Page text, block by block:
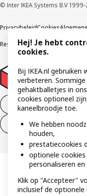
© Inter IKEA Systems B.V
PrivacybeleidCookies
Responsible Disclosure
Aankoop product
Ontbinding van je
Hej! Je hebt
cookies.
Bij IKEA.nl
verbeteren.
gehaktballetjes in
cookies optioneel
kaneelbroodje toe.
We hebben
houden,
prestatiecookies
optionele
personaliseren
Klik op "Accepteer"
inclusief de optionele